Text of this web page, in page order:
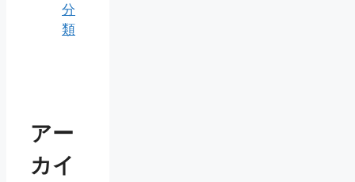
分
類
アー
カイ